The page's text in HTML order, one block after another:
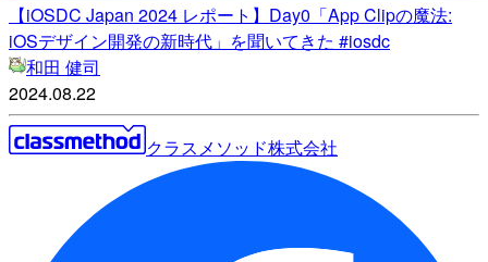
【iOSDC Japan 2024 レポート】Day0「App Clipの魔法:
iOSデザイン開発の新時代」を聞いてきた #iosdc
和田 健司
2024.08.22
クラスメソッド株式会社